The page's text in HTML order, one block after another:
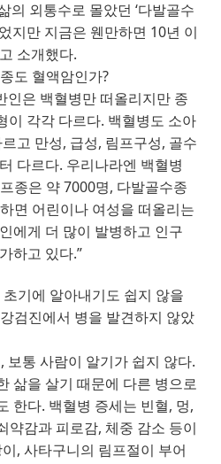
의 외통수로 몰았던 ‘다발골수
지만 지금은 웬만하면 10년 이
소개했다.
도 혈액암인가?
인은 백혈병만 떠올리지만 종
이 각각 다르다. 백혈병도 소아
고 만성, 급성, 림프구성, 골수
다르다. 우리나라엔 백혈병
종은 약 7000명, 다발골수종
면 어린이나 여성을 떠올리는
에게 더 많이 발병하고 인구
하고 있다.”
기에 알아내기도 쉽지 않을
검진에서 병을 발견하지 않았
보통 사람이 알기가 쉽지 않다.
삶을 살기 때문에 다른 병으로
한다. 백혈병 증세는 빈혈, 멍,
약감과 피로감, 체중 감소 등이
, 사타구니의 림프절이 부어